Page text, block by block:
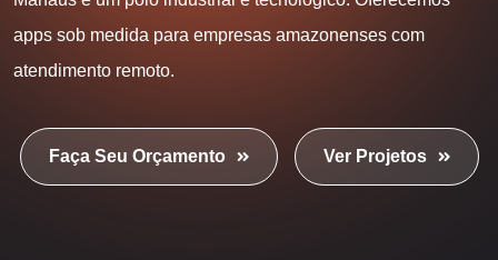
apps sob medida para empresas amazonenses com
atendimento remoto.
Faça Seu Orçamento Ver Projetos